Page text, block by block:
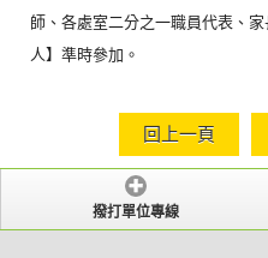
師、各處室二分之一職員代表、
人】準時參加。
回上一頁
撥打單位專線